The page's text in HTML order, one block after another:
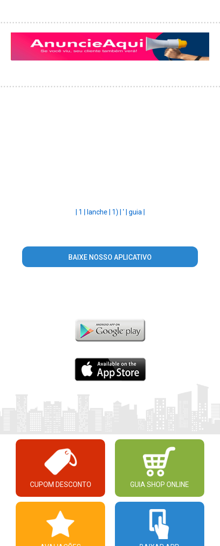
| 1 | lanche | 1) | ' | guia |
BAIXE NOSSO APLICATIVO
CUPOM DESCONTO GUIA SHOP ONLINE